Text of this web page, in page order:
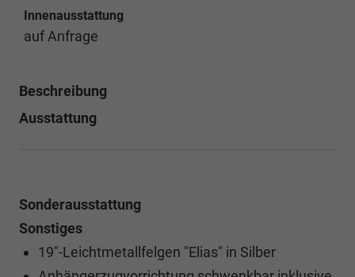
Innenausstattung
auf Anfrage
Beschreibung
Ausstattung
Sonderausstattung
Sonstiges
19"-Leichtmetallfelgen "Elias" in Silber